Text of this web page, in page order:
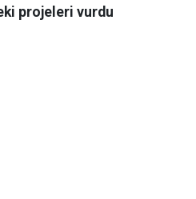
projeleri vurdu